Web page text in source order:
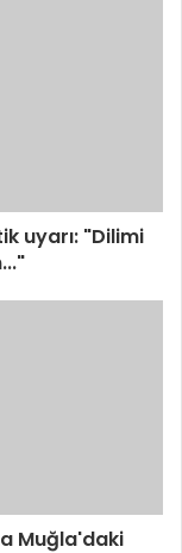
uyarı: "Dilimi
Muğla'daki